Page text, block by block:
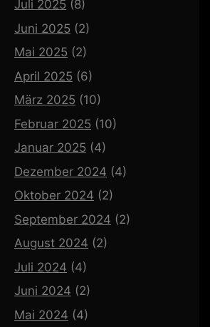
Juli 2025 (8)
Juni 2025 (2)
Mai 2025 (2)
April 2025 (6)
März 2025 (10)
Februar 2025 (10)
Januar 2025 (4)
Dezember 2024 (4)
Oktober 2024 (2)
September 2024 (2)
August 2024 (2)
Juli 2024 (4)
Juni 2024 (2)
Mai 2024 (4)